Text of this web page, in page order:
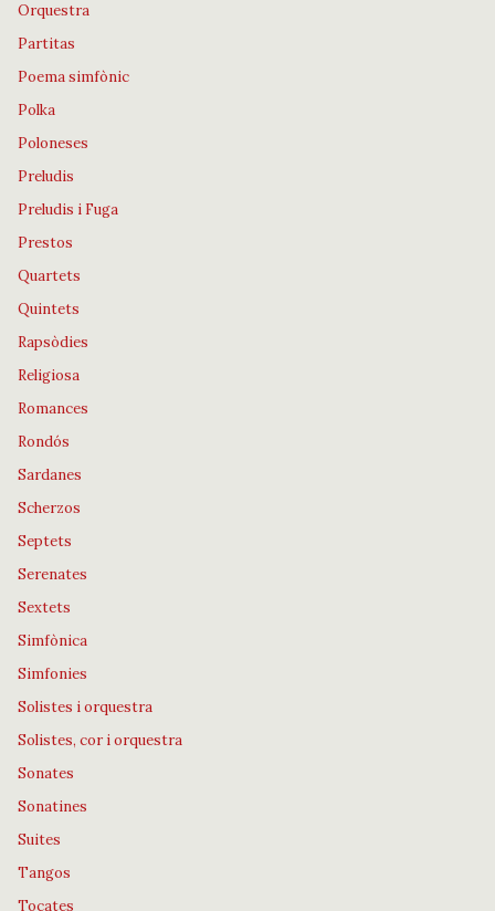
Orquestra
Partitas
Poema simfònic
Polka
Poloneses
Preludis
Preludis i Fuga
Prestos
Quartets
Quintets
Rapsòdies
Religiosa
Romances
Rondós
Sardanes
Scherzos
Septets
Serenates
Sextets
Simfònica
Simfonies
Solistes i orquestra
Solistes, cor i orquestra
Sonates
Sonatines
Suites
Tangos
Tocates